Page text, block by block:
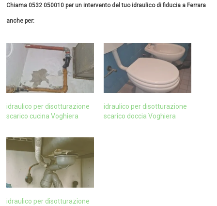
Chiama 0532 050010 per un intervento del tuo idraulico di fiducia a Ferrara
anche per:
idraulico per disotturazione
scarico cucina Voghiera
idraulico per disotturazione
scarico doccia Voghiera
idraulico per disotturazione